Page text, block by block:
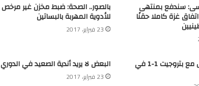
سندفع بمنتهى
غزة كاملا حقنًا
بالصور.. الصحة: ضبط مخزن غير مرخص
للأدوية المهربة بالبساتين
23 فبراير، 2017
أسوان يتعادل مع بتروجيت 1-1 في البعض لا يريد أندية الصعيد في الدوري
23 فبراير، 2017